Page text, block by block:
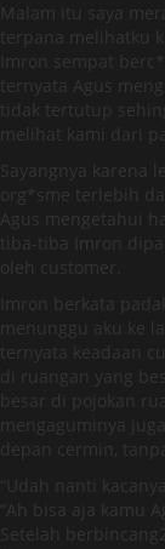
Malam itu saya
terpana melihatku
Imron sempat
ternyata Agus
tidak tertutup
melihat kami dari
Sayangnya karena
org*sme terlebih
Agus mengetahui
tiba-tiba Imron
oleh customer.
Imron berkata
menunggu aku ke
ternyata keadaan
di ruangan yang
besar di pojokan
mengaguminya
depan cermin,
“Udah nanti
“Ah bisa aja kamu
Setelah